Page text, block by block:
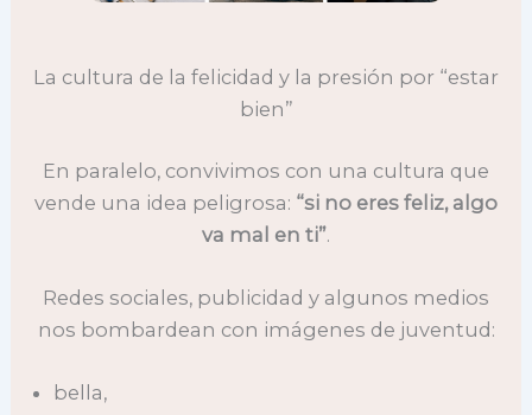
La cultura de la felicidad y la presión por “estar
bien”
En paralelo, convivimos con una cultura que
vende una idea peligrosa: “si no eres feliz, algo
va mal en ti”.
Redes sociales, publicidad y algunos medios
nos bombardean con imágenes de juventud:
bella,